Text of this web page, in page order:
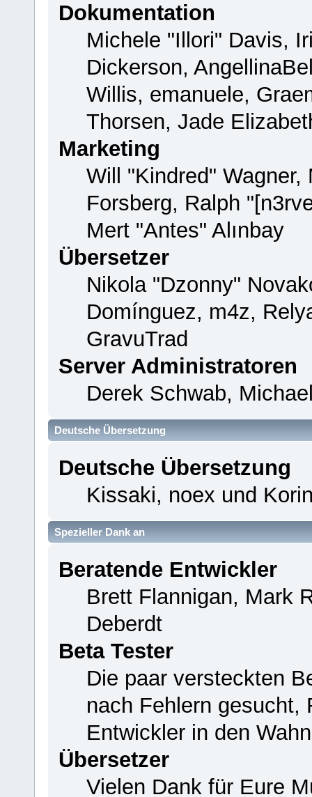
Dokumentation
Michele "Illori" Davis,
Dickerson,
Willis, emanuele,
Thorsen, Jade
Marketing
Will "Kindred" Wagner,
Forsberg, Ralph
Mert "Antes" Alınbay
Übersetzer
Nikola "Dzonny"
Domínguez, m4z,
GravuTrad
Server Administratoren
Derek Schwab,
Deutsche Übersetzung
Deutsche Übersetzung
Kissaki, noex und
Spezieller Dank an
Beratende Entwickler
Brett Flannigan, Mark
Deberdt
Beta Tester
Die paar versteckten
nach Fehlern gesucht,
Entwickler in den
Übersetzer
Vielen Dank für Eure